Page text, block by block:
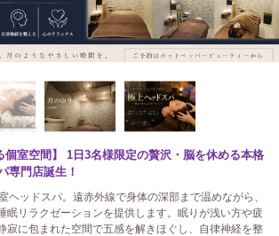
個室空間】 1日3名様限定の贅沢・脳を休める本格
専門店誕生！
ヘッドスパ。遠赤外線で身体の深部まで温めながら、
眠リラクゼーションを提供します。眠りが浅い方や疲
寂に包まれた空間で五感を解きほぐし、自律神経を整